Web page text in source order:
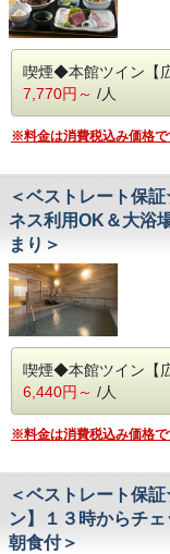
喫煙◆本館ツイン【
7,770円～ /人
※料金は消費税込み価格で
＜ベストレート保
ネス利用OK＆大浴
まり＞
喫煙◆本館ツイン【
6,440円～ /人
※料金は消費税込み価格で
＜ベストレート保
ン】１３時からチ
朝食付＞